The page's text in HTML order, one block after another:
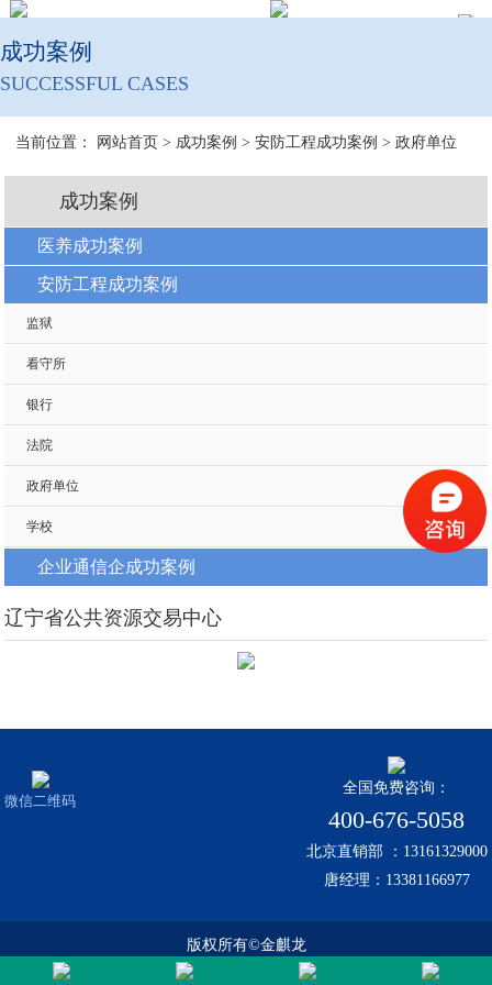
成功案例
SUCCESSFUL CASES
当前位置： 网站首页 > 成功案例 >安防工程成功案例 >政府单位
成功案例
医养成功案例
安防工程成功案例
监狱
看守所
银行
法院
政府单位
学校
企业通信企成功案例
辽宁省公共资源交易中心
微信二维码
全国免费咨询：
400-676-5058
北京直销部 ：13161329000
唐经理：13381166977
版权所有©金麒龙